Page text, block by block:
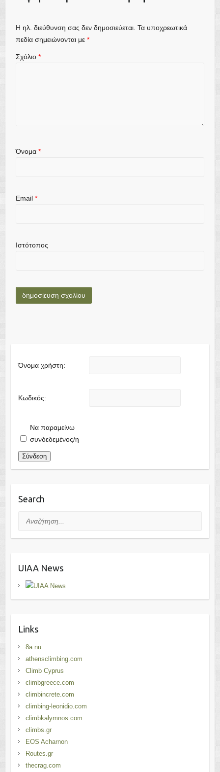
Η ηλ. διεύθυνση σας δεν δημοσιεύεται. Τα υποχρεωτικά
πεδία σημειώνονται με *
Σχόλιο *
Όνομα *
Email *
Ιστότοπος
Όνομα χρήστη:
Κωδικός:
Να παραμείνω
συνδεδεμένος/η
Σύνδεση
Search
Αναζήτηση...
UIAA News
Links
8a.nu
athensclimbing.com
Climb Cyprus
climbgreece.com
climbincrete.com
climbing-leonidio.com
climbkalymnos.com
climbs.gr
EOS Acharnon
Routes.gr
thecrag.com